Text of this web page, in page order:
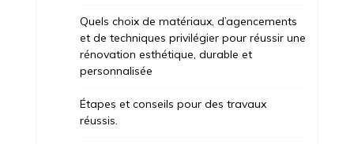
Quels choix de matériaux, d’agencements
et de techniques privilégier pour réussir une
rénovation esthétique, durable et
personnalisée
Étapes et conseils pour des travaux
réussis.